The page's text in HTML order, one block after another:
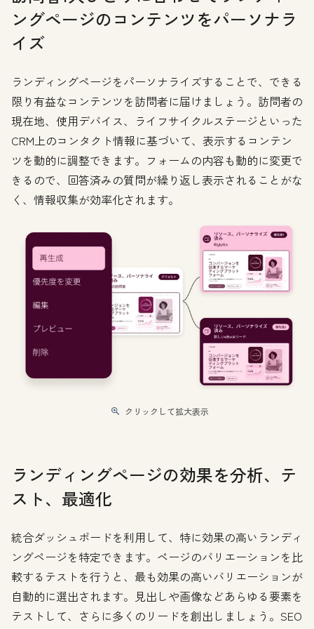
ングページのコンテンツをパーソナラ
イズ
ランディングページをパーソナライズすることで、できる
限り有益なコンテンツを訪問者に届けましょう。訪問者の
現在地、使用デバイス、ライフサイクルステージといった
CRM上のコンタクト情報に基づいて、表示するコンテン
ツを動的に調整できます。フォームの内容も動的に変更で
きるので、回答済みの質問が繰り返し表示されることがな
く、情報収集が効率化されます。
クリックして拡大表示
ランディングページの効果を分析、テ
スト、最適化
統合ダッシュボードを利用して、特に効果の高いランディ
ングページを特定できます。ページのバリエーションを比
較するテストを行うと、最も効果の高いバリエーションが
自動的に選出されます。見出しや画像などあらゆる要素を
テストして、さらに多くのリードを創出しましょう。SEO